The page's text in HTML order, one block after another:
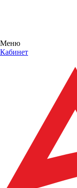
Меню
Кабинет